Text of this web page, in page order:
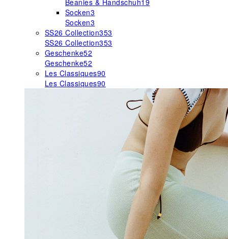
Beanies & Handschuh19
Socken3
Socken3
SS26 Collection353
SS26 Collection353
Geschenke52
Geschenke52
Les Classiques90
Les Classiques90